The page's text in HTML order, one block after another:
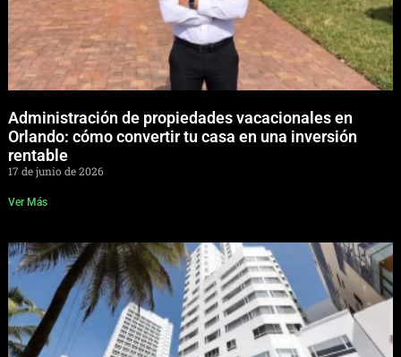
Administración de propiedades vacacionales en
Orlando: cómo convertir tu casa en una inversión
rentable
17 de junio de 2026
Ver Más